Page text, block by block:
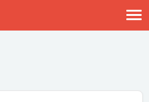
Help